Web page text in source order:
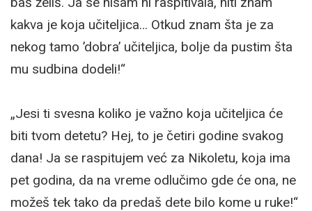
kakva je koja učiteljica… Otkud znam šta je za
nekog tamo ’dobra’ učiteljica, bolje da pustim šta
mu sudbina dodeli!“
„Jesi ti svesna koliko je važno koja učiteljica će
biti tvom detetu? Hej, to je četiri godine svakog
dana! Ja se raspitujem već za Nikoletu, koja ima
pet godina, da na vreme odlučimo gde će ona, ne
možeš tek tako da predaš dete bilo kome u ruke!“